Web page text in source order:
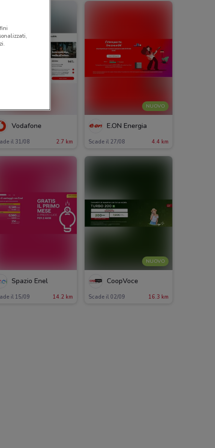
Vodafone
il 31/08 2.7 km
NUOVO
E.ON Energia
Scade il 27/08 4.4 km
Spazio Enel
il 15/09 14.2 km
NUOVO
CoopVoce
Scade il 02/09 16.3 km